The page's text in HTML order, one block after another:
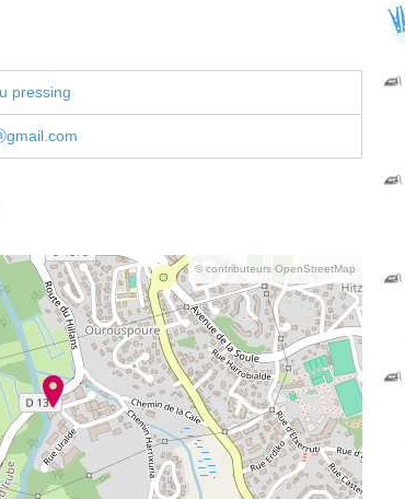
pressing
© contributeurs OpenStreetMap